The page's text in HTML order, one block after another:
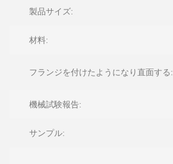
製品サイズ:
材料:
フランジを付けたようになり直面する:
機械試験報告:
サンプル: